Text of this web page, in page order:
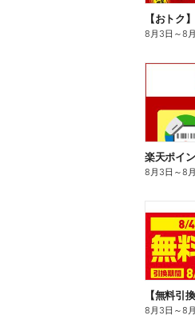
8月3日 ～8
8月3日 ～8
8月3日 ～8